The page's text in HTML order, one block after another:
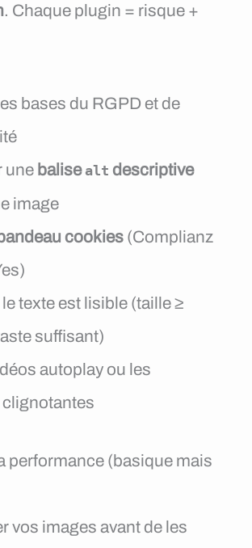
. Chaque plugin = risque +
bases du RGPD et de
une balise alt descriptive
image
bandeau cookies (Complianz
texte est lisible (taille ≥
suffisant)
autoplay ou les
performance (basique mais
vos images avant de les